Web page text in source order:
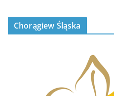
Chorągiew Śląska